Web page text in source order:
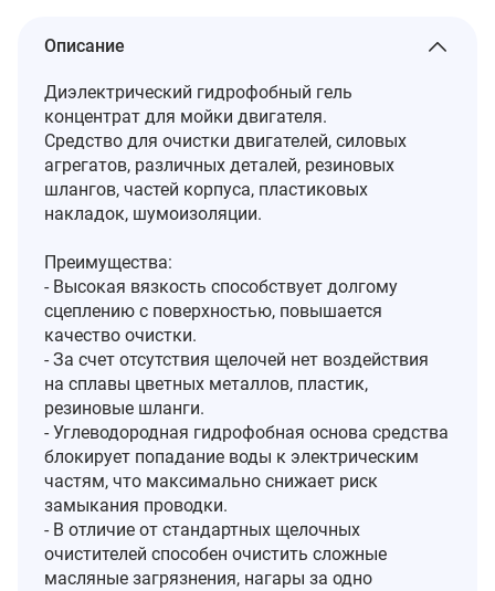
Описание
Диэлектрический гидрофобный гель
концентрат для мойки двигателя.
Средство для очистки двигателей, силовых
агрегатов, различных деталей, резиновых
шлангов, частей корпуса, пластиковых
накладок, шумоизоляции.
Преимущества:
- Высокая вязкость способствует долгому
сцеплению с поверхностью, повышается
качество очистки.
- За счет отсутствия щелочей нет воздействия
на сплавы цветных металлов, пластик,
резиновые шланги.
- Углеводородная гидрофобная основа средства
блокирует попадание воды к электрическим
частям, что максимально снижает риск
замыкания проводки.
- В отличие от стандартных щелочных
очистителей способен очистить сложные
масляные загрязнения, нагары за одно